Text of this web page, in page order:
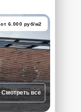
от 6.000 руб/м2
Смотреть все